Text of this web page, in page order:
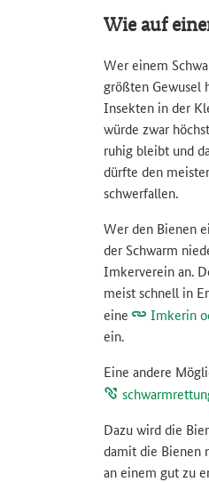
Wie auf
Wer einem
größten Gewusel
Insekten in der
würde zwar
ruhig bleibt und
dürfte den
schwerfallen.
Wer den Bienen
der Schwarm
Imkerverein an.
meist schnell in
eine
Imkerin
ein.
Eine andere
Dazu wird die
damit die Bienen
an einem gut zu